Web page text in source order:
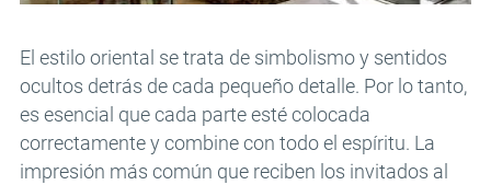
Contraseña
ACEPTAR
Registro Recordar contraseña
Por favor, siga el enlace en el correo electrónico para
activar su cuenta
ACEPTAR
El estilo oriental se trata de simbolismo y sentidos
ocultos detrás de cada pequeño detalle. Por lo tanto,
es esencial que cada parte esté colocada
correctamente y combine con todo el espíritu. La
impresión más común que reciben los invitados al